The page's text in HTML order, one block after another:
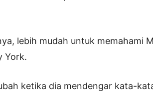
lebih mudah untuk memahami
York.
ketika dia mendengar kata-